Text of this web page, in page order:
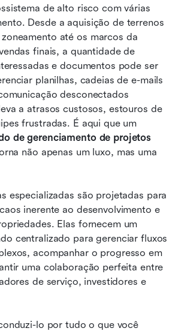
de alto risco com várias
Desde a aquisição de terrenos
até os marcos da
finais, a quantidade de
e documentos pode ser
planilhas, cadeias de e-mails
desconectados
a atrasos custosos, estouros de
de gerenciamento de projetos
não apenas um luxo, mas uma
especializadas são projetadas para
inerente ao desenvolvimento e
Elas fornecem um
centralizado para gerenciar fluxos
acompanhar o progresso em
uma colaboração perfeita entre
de serviço, investidores e
lo por tudo o que você
de gerenciamento de
em 2026
dos 5 principais softwares
de projetos imobiliários
a gestão do seu
software de gerenciamento de